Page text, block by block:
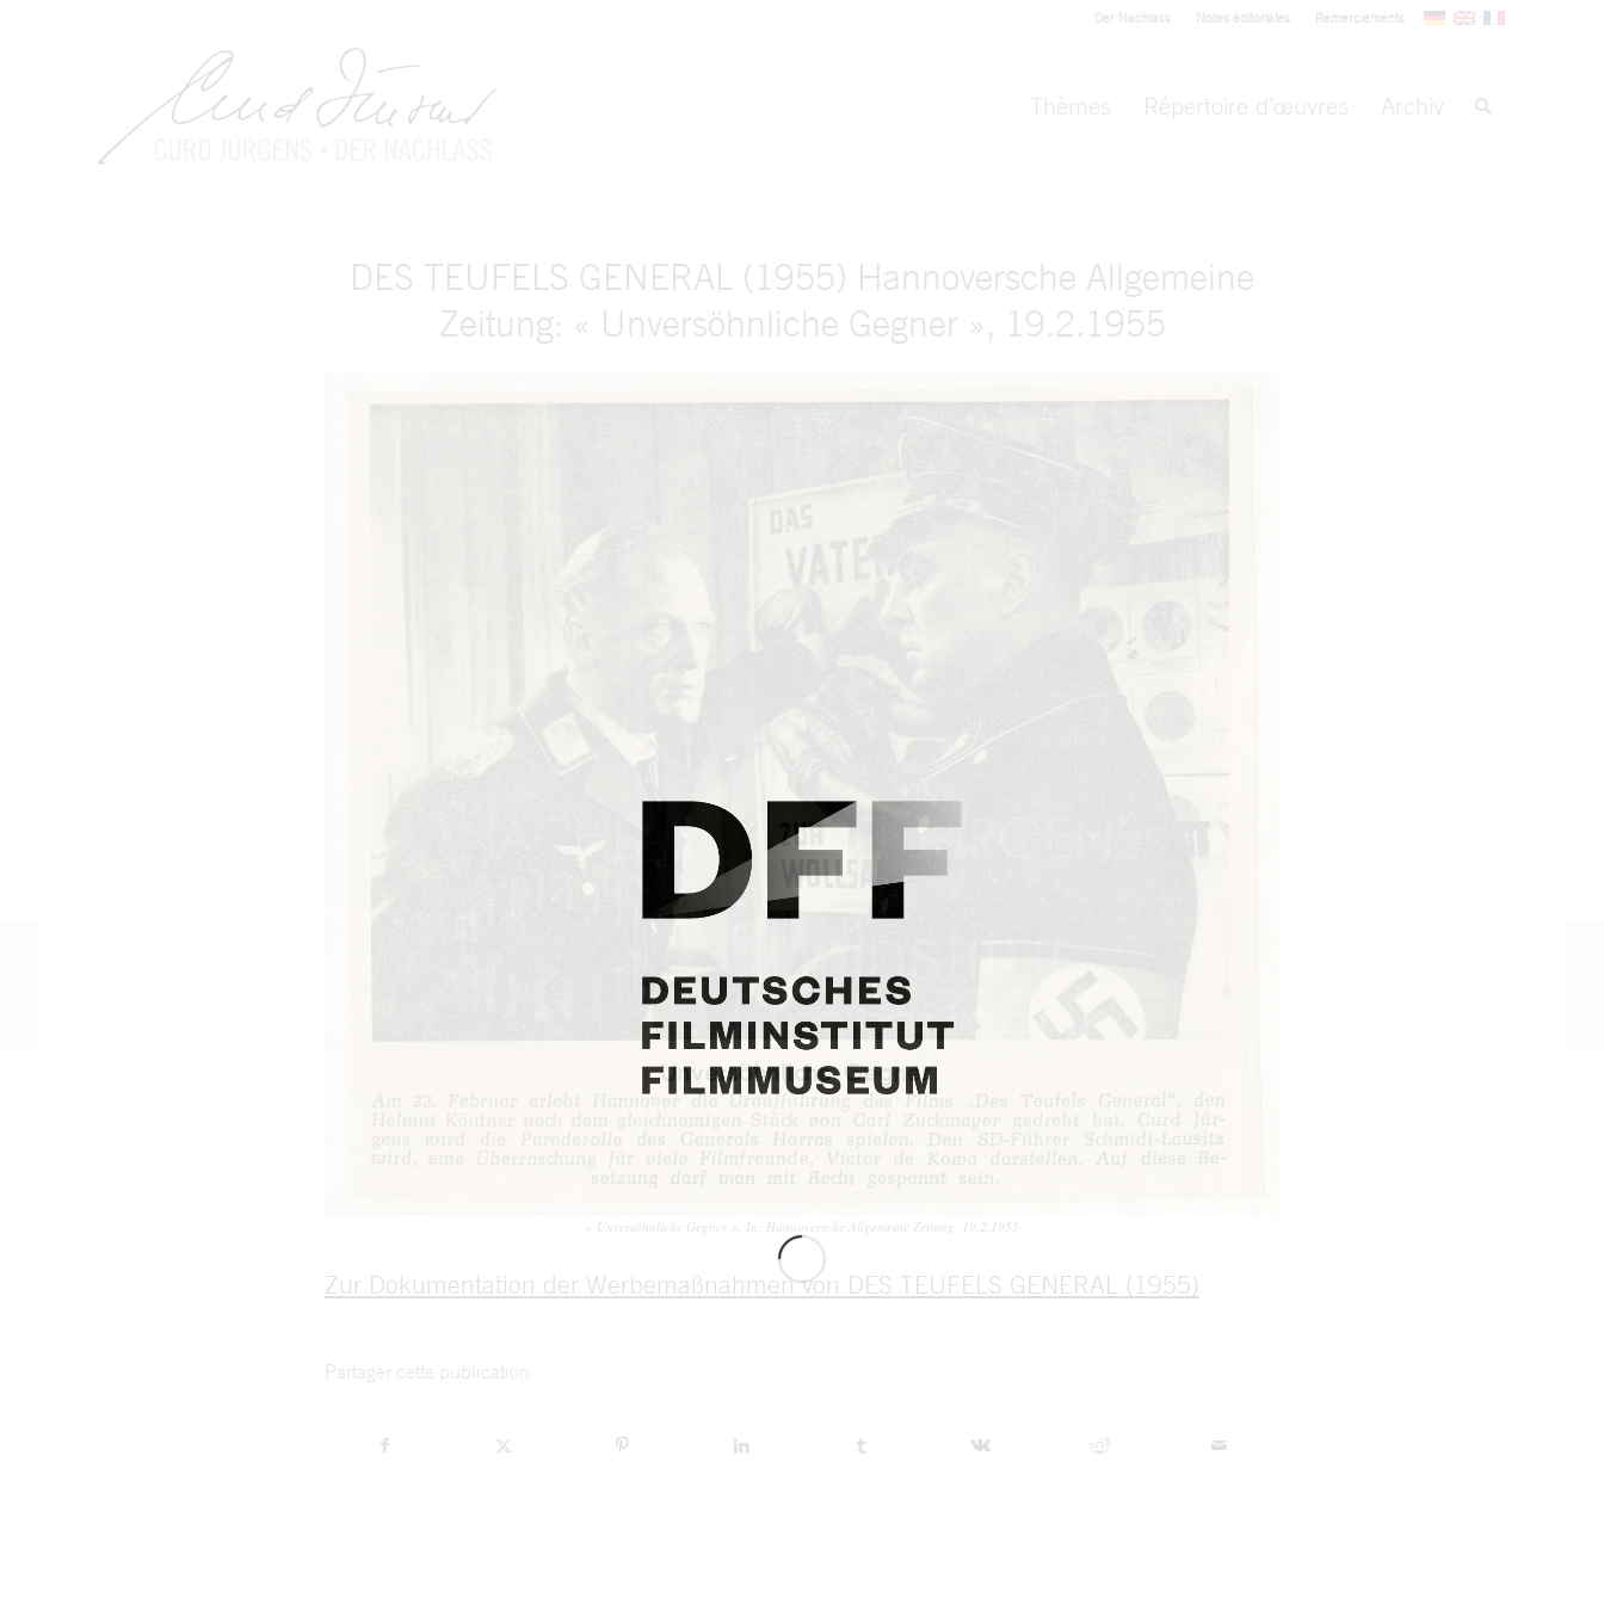
Der Nachlass Notes éditoriales Remerciements
Thèmes Répertoire d’œuvres Archiv
DES TEUFELS GENERAL (1955) Hannoversche Allgemeine
Zeitung: « Unversöhnliche Gegner », 19.2.1955
« Unversöhnliche Gegner ». In: Hannoversche Allgemeine Zeitung, 19.2.1955
Zur Dokumentation der Werbemaßnahmen von DES TEUFELS GENERAL (1955)
Partager cette publication